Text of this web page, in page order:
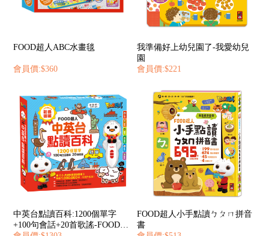
FOOD超人ABC水畫毯
會員價:$360
我準備好上幼兒園了-我愛幼兒
園
會員價:$221
中英台點讀百科:1200個單字
+100句會話+20首歌謠-FOOD超
FOOD超人小手點讀ㄅㄆㄇ拼音
書